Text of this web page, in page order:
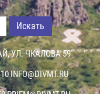
Искать
УЛ. ЧКАЛОВА 59
INFO@DIVMT.RU